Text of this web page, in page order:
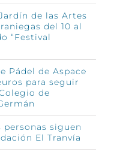
de las Artes
del 10 al
“Festival
Pádel de Aspace
para seguir
de
personas siguen
El Tranvía